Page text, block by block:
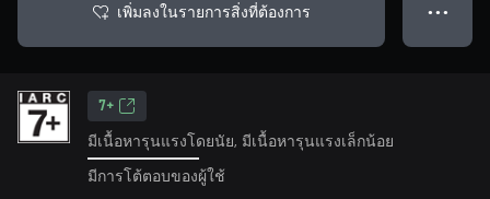
เพิ่มลงในรายการสิ่งที่ต้องการ ● ● ●
7+
มีเนื้อหารุนแรงโดยนัย, มีเนื้อหารุนแรงเล็กน้อย
มีการโต้ตอบของผู้ใช้